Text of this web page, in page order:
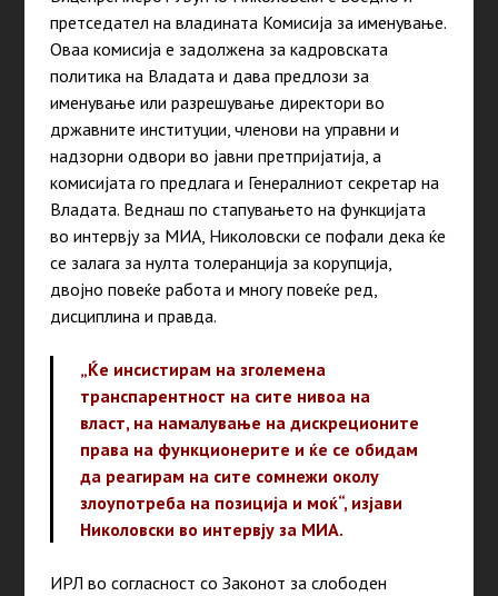
претседател на владината Комисија за именување.
Оваа комисија е задолжена за кадровската
политика на Владата и дава предлози за
именување или разрешување директори во
државните институции, членови на управни и
надзорни одвори во јавни претпријатија, а
комисијата го предлага и Генералниот секретар на
Владата. Веднаш по стапувањето на функцијата
во интервју за МИА, Николовски се пофали дека ќе
се залага за нулта толеранција за корупција,
двојно повеќе работа и многу повеќе ред,
дисциплина и правда.
„Ќе инсистирам на зголемена
транспарентност на сите нивоа на
власт, на намалување на дискреционите
права на функционерите и ќе се обидам
да реагирам на сите сомнежи околу
злоупотреба на позиција и моќ“, изјави
Николовски во интервју за МИА.
ИРЛ во согласност со Законот за слободен